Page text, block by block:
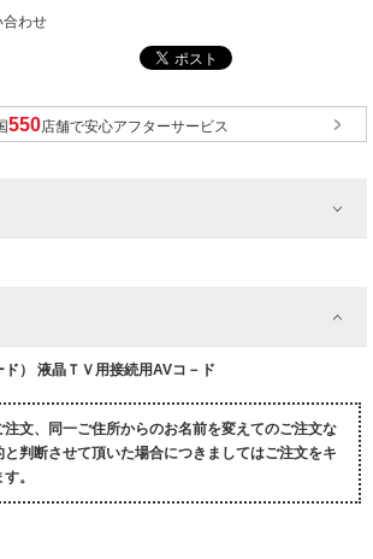
合わせ
店舗で安心アフターサービス
） 液晶ＴＶ用接続用AVコ－ド
文、同一ご住所からのお名前を変えてのご注文な
と判断させて頂いた場合につきましてはご注文をキ
。